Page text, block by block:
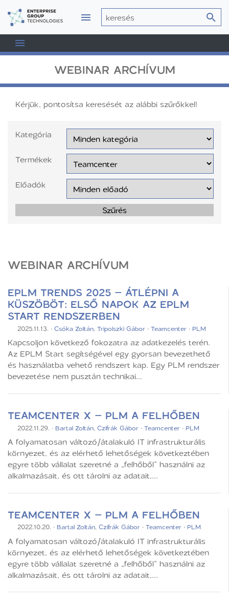
WEBINAR ARCHÍVUM
Kérjük, pontosítsa keresését az alábbi szűrőkkel!
Kategória
Termékek
Előadók
Szűrés
WEBINAR ARCHÍVUM
EPLM TRENDS 2025 – ÁTLÉPNI A
KÜSZÖBÖT: ELSŐ NAPOK AZ EPLM
START RENDSZERBEN
2025.11.13. ·Csóka Zoltán,Tripolszki Gábor ·Teamcenter · PLM
Kapcsoljon következő fokozatra az adatkezelés terén.
Az EPLM Start segítségével egy gyorsan bevezethető
és használatba vehető rendszert kap. Egy PLM rendszer
bevezetése nem pusztán technikai...
TEAMCENTER X – PLM A FELHŐBEN
2022.11.29. · Bartal Zoltán,Czifrák Gábor ·Teamcenter · PLM
A folyamatosan változó/átalakuló IT infrastrukturális
környezet, és az elérhető lehetőségek következtében
egyre több vállalat szeretné a „felhőből” használni az
alkalmazásait, és ott tárolni az adatait,...
TEAMCENTER X – PLM A FELHŐBEN
2022.10.20. · Bartal Zoltán,Czifrák Gábor ·Teamcenter · PLM
A folyamatosan változó/átalakuló IT infrastrukturális
környezet, és az elérhető lehetőségek következtében
egyre több vállalat szeretné a „felhőből” használni az
alkalmazásait, és ott tárolni az adatait,...